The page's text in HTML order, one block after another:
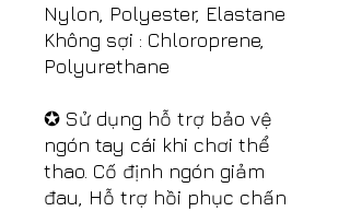
Nylon, Polyester, Elastane
Không sợi : Chloroprene,
Polyurethane
✪ Sử dụng hỗ trợ bảo vệ
ngón tay cái khi chơi thể
thao. Cố định ngón giảm
đau, Hỗ trợ hồi phục chấn